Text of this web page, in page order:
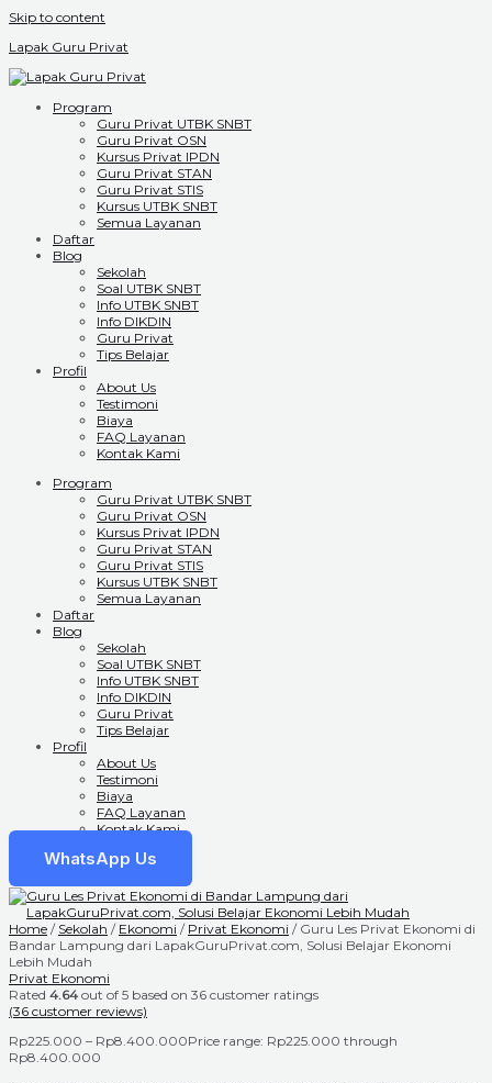
Skip to content
Lapak Guru Privat
Program
Guru Privat UTBK SNBT
Guru Privat OSN
Kursus Privat IPDN
Guru Privat STAN
Guru Privat STIS
Kursus UTBK SNBT
Semua Layanan
Daftar
Blog
Sekolah
Soal UTBK SNBT
Info UTBK SNBT
Info DIKDIN
Guru Privat
Tips Belajar
Profil
About Us
Testimoni
Biaya
FAQ Layanan
Kontak Kami
Program
Guru Privat UTBK SNBT
Guru Privat OSN
Kursus Privat IPDN
Guru Privat STAN
Guru Privat STIS
Kursus UTBK SNBT
Semua Layanan
Daftar
Blog
Sekolah
Soal UTBK SNBT
Info UTBK SNBT
Info DIKDIN
Guru Privat
Tips Belajar
Profil
About Us
Testimoni
Biaya
FAQ Layanan
Kontak Kami
WhatsApp Us
Home / Sekolah / Ekonomi / Privat Ekonomi / Guru Les Privat Ekonomi di
Bandar Lampung dari LapakGuruPrivat.com, Solusi Belajar Ekonomi
Lebih Mudah
Privat Ekonomi
Rated 4.64 out of 5 based on 36 customer ratings
(36 customer reviews)
Rp225.000 – Rp8.400.000Price range: Rp225.000 through
Rp8.400.000